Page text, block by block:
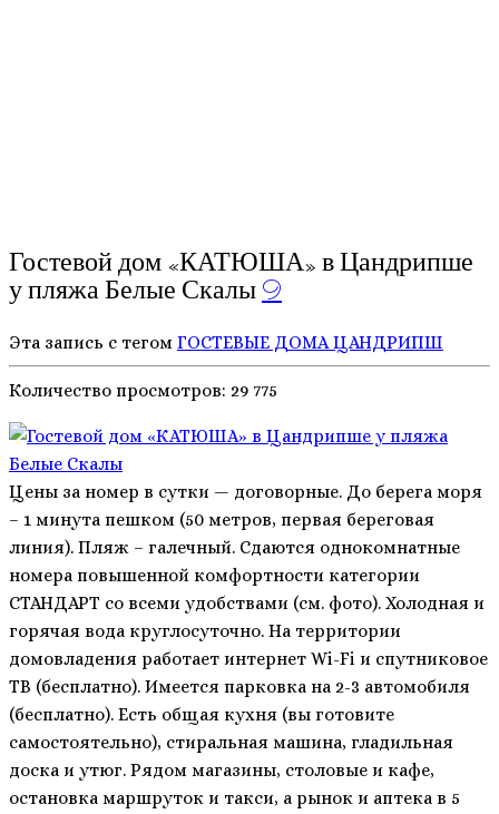
Гостевой дом «КАТЮША» в Цандрипше
у пляжа Белые Скалы9
Эта запись с тегом ГОСТЕВЫЕ ДОМАЦАНДРИПШ
Количество просмотров: 29 775
Цены за номер в сутки — договорные. До берега моря
– 1 минута пешком (50 метров, первая береговая
линия). Пляж – галечный. Сдаются однокомнатные
номера повышенной комфортности категории
СТАНДАРТ со всеми удобствами (см. фото). Холодная и
горячая вода круглосуточно. На территории
домовладения работает интернет Wi-Fi и спутниковое
ТВ (бесплатно). Имеется парковка на 2-3 автомобиля
(бесплатно). Есть общая кухня (вы готовите
самостоятельно), стиральная машина, гладильная
доска и утюг. Рядом магазины, столовые и кафе,
остановка маршруток и такси, а рынок и аптека в 5